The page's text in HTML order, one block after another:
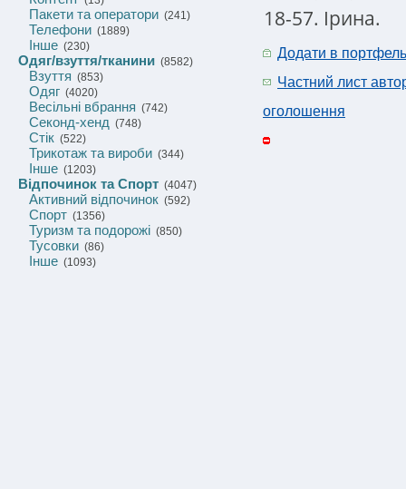
Пакети та оператори (241)
Телефони (1889)
Інше (230)
Одяг/взуття/тканини (8582)
Взуття (853)
Одяг (4020)
Весільні вбрання (742)
Секонд-хенд (748)
Стік (522)
Трикотаж та вироби (344)
Інше (1203)
Відпочинок та Спорт (4047)
Активний відпочинок (592)
Спорт (1356)
Туризм та подорожі (850)
Тусовки (86)
Інше (1093)
18-57. Ірина.
Додати в портфель
Частний лист
оголошення